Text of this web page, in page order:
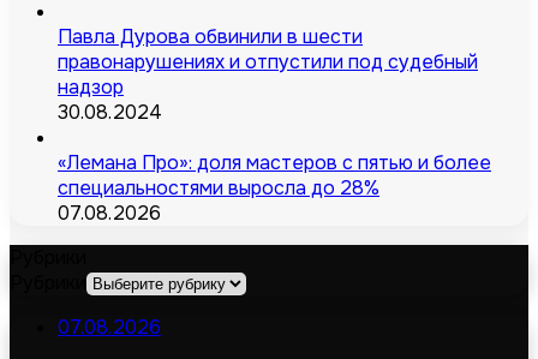
Павла Дурова обвинили в шести
правонарушениях и отпустили под судебный
надзор
30.08.2024
«Лемана Про»: доля мастеров с пятью и более
специальностями выросла до 28%
07.08.2026
07.08.2026